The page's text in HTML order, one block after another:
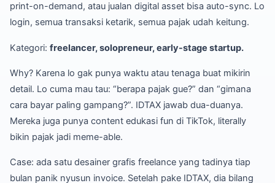
print-on-demand, atau jualan digital asset bisa auto-sync. Lo
login, semua transaksi ketarik, semua pajak udah keitung.
Kategori: freelancer, solopreneur, early-stage startup.
Why? Karena lo gak punya waktu atau tenaga buat mikirin
detail. Lo cuma mau tau: “berapa pajak gue?” dan “gimana
cara bayar paling gampang?”. IDTAX jawab dua-duanya.
Mereka juga punya content edukasi fun di TikTok, literally
bikin pajak jadi meme-able.
Case: ada satu desainer grafis freelance yang tadinya tiap
bulan panik nyusun invoice. Setelah pake IDTAX, dia bilang